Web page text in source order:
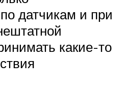
датчикам и при
какие-то